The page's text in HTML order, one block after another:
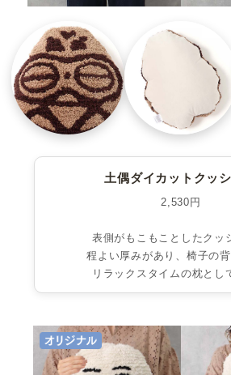
土偶ダイカットクッ
2,530円
表側がもこもことしたクッ
程よい厚みがあり、椅子の
リラックスタイムの枕とし